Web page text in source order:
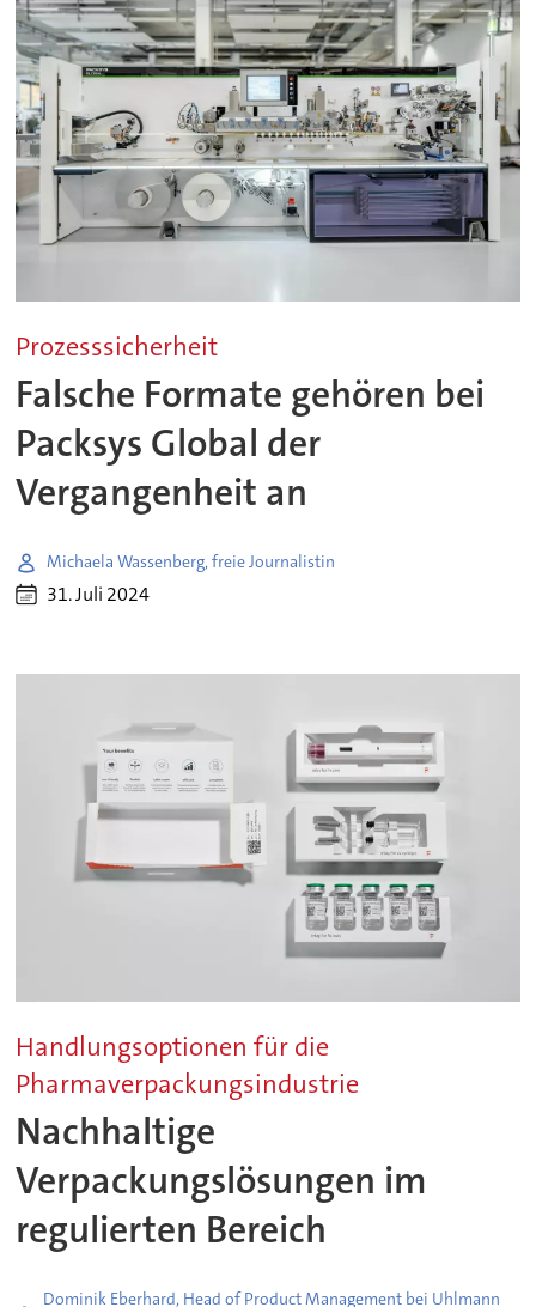
Prozesssicherheit
Falsche Formate gehören bei
Packsys Global der
Vergangenheit an
Michaela Wassenberg, freie Journalistin
31. Juli 2024
Handlungsoptionen für die
Pharmaverpackungsindustrie
Nachhaltige
Verpackungslösungen im
regulierten Bereich
Dominik Eberhard, Head of Product Management bei Uhlmann